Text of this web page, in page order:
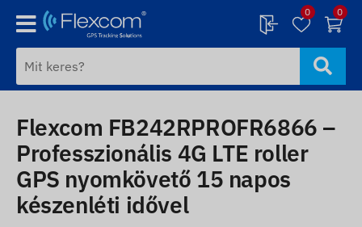
0 0
Flexcom FB242RPROFR6866 –
Professzionális 4G LTE roller
GPS nyomkövető 15 napos
készenléti idővel